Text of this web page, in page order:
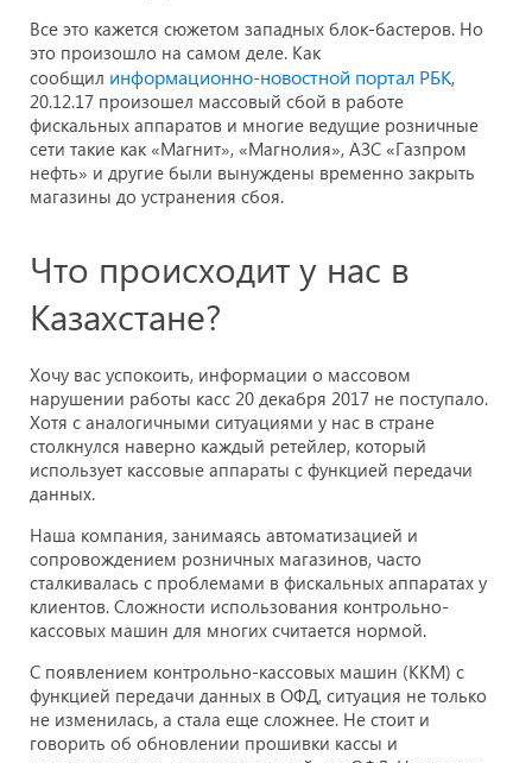
Все это кажется сюжетом западных блок-бастеров. Но
это произошло на самом деле. Как
сообщил информационно-новостной портал РБК,
20.12.17 произошел массовый сбой в работе
фискальных аппаратов и многие ведущие розничные
сети такие как «Магнит», «Магнолия», АЗС «Газпром
нефть» и другие были вынуждены временно закрыть
магазины до устранения сбоя.
Что происходит у нас в
Казахстане?
Хочу вас успокоить, информации о массовом
нарушении работы касс 20 декабря 2017 не поступало.
Хотя с аналогичными ситуациями у нас в стране
столкнулся наверно каждый ретейлер, который
использует кассовые аппараты с функцией передачи
данных.
Наша компания, занимаясь автоматизацией и
сопровождением розничных магазинов, часто
сталкивалась с проблемами в фискальных аппаратах у
клиентов. Сложности использования контрольно-
кассовых машин для многих считается нормой.
С появлением контрольно-кассовых машин (ККМ) с
функцией передачи данных в ОФД, ситуация не только
не изменилась, а стала еще сложнее. Не стоит и
говорить об обновлении прошивки кассы и